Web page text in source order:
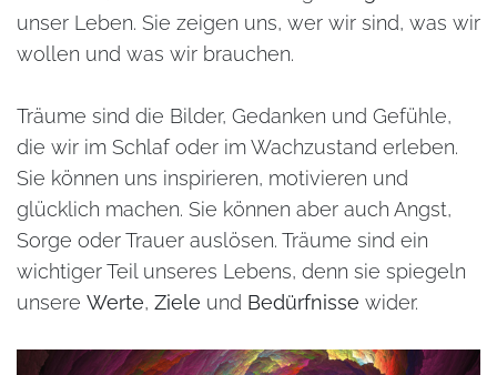
unser Leben. Sie zeigen uns, wer wir sind, was wir
wollen und was wir brauchen.
Träume sind die Bilder, Gedanken und Gefühle,
die wir im Schlaf oder im Wachzustand erleben.
Sie können uns inspirieren, motivieren und
glücklich machen. Sie können aber auch Angst,
Sorge oder Trauer auslösen. Träume sind ein
wichtiger Teil unseres Lebens, denn sie spiegeln
unsere Werte, Ziele und Bedürfnisse wider.